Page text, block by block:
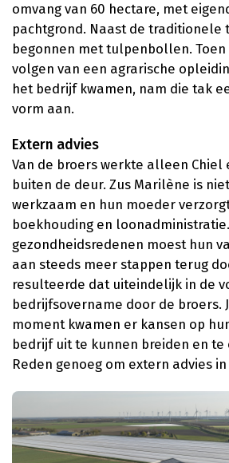
omvang van 60 hectare, met
pachtgrond. Naast de traditionele
begonnen met tulpenbollen. Toen
volgen van een agrarische
het bedrijf kwamen, nam die tak
vorm aan.
Extern advies
Van de broers werkte alleen Chiel
buiten de deur. Zus Marilène is
werkzaam en hun moeder
boekhouding en
gezondheidsredenen moest hun
aan steeds meer stappen terug
resulteerde dat uiteindelijk in de
bedrijfsovername door de broers.
moment kwamen er kansen op
bedrijf uit te kunnen breiden en
Reden genoeg om extern advies